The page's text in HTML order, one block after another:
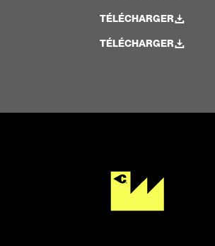
TÉLÉCHARGER
TÉLÉCHARGER